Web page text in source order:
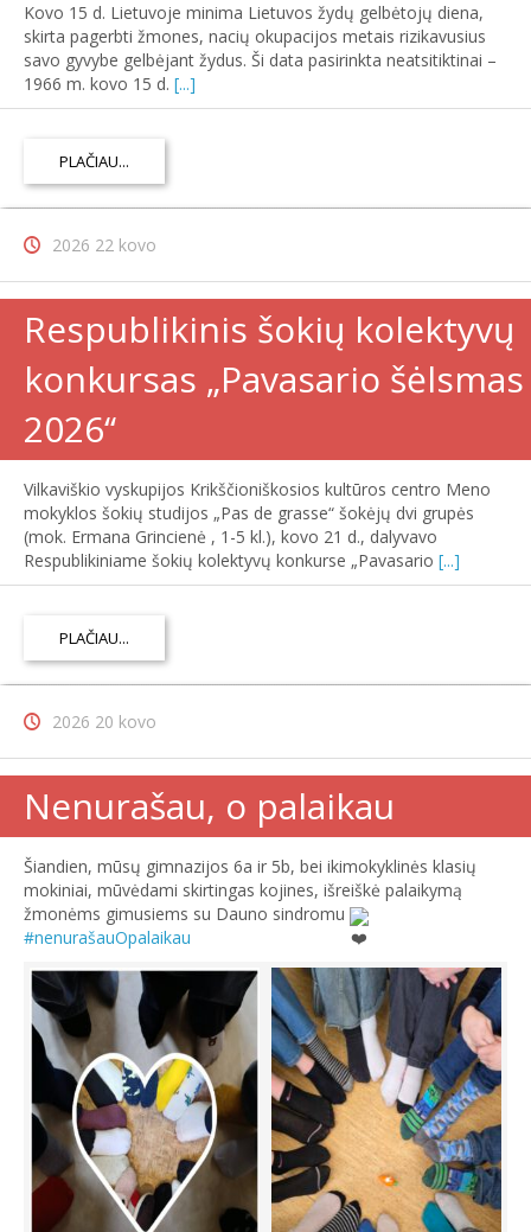
Kovo 15 d. Lietuvoje minima Lietuvos žydų gelbėtojų diena,
skirta pagerbti žmones, nacių okupacijos metais rizikavusius
savo gyvybe gelbėjant žydus. Ši data pasirinkta neatsitiktinai –
1966 m. kovo 15 d. [...]
PLAČIAU...
2026 22 kovo
Respublikinis šokių kolektyvų
konkursas „Pavasario šėlsmas
2026‘‘
Vilkaviškio vyskupijos Krikščioniškosios kultūros centro Meno
mokyklos šokių studijos „Pas de grasse“ šokėjų dvi grupės
(mok. Ermana Grincienė , 1-5 kl.), kovo 21 d., dalyvavo
Respublikiniame šokių kolektyvų konkurse „Pavasario [...]
PLAČIAU...
2026 20 kovo
Nenurašau, o palaikau
Šiandien, mūsų gimnazijos 6a ir 5b, bei ikimokyklinės klasių
mokiniai, mūvėdami skirtingas kojines, išreiškė palaikymą
žmonėms gimusiems su Dauno sindromu
#nenurašauOpalaikau